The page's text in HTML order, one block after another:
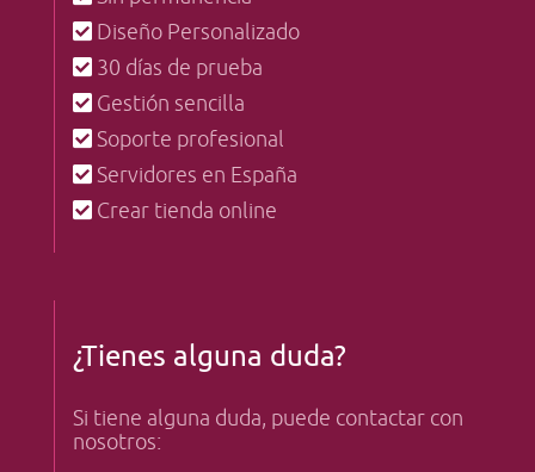
Diseño Personalizado
30 días de prueba
Gestión sencilla
Soporte profesional
Servidores en España
Crear tienda online
¿Tienes alguna duda?
Si tiene alguna duda, puede contactar con
nosotros: